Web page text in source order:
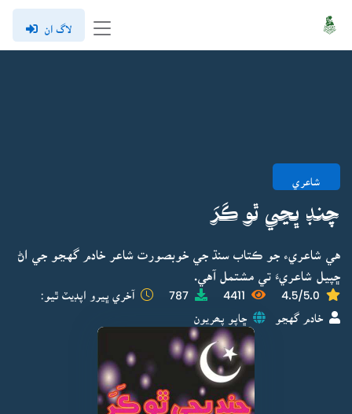
لاگ ان
شاعري
چنڊ ڀڃي ٿو ڪَرَ
هي شاعريء جو ڪتاب سنڌ جي خوبصورت شاعر خادم گهڃو جي اڻ
ڇپيل شاعريءَ تي مشتمل آهي.
4.5/5.0
4411
787 آخري ڀيرو اپڊيٽ ٿيو:
خادم گهڃو ڇاپو پھريون